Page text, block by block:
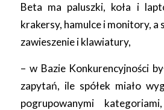
Beta ma paluszki, koła i
krakersy, hamulce i monitory, a
zawieszenie i klawiatury,
– w Bazie Konkurencyjności
zapytań, ile spółek miało
pogrupowanymi